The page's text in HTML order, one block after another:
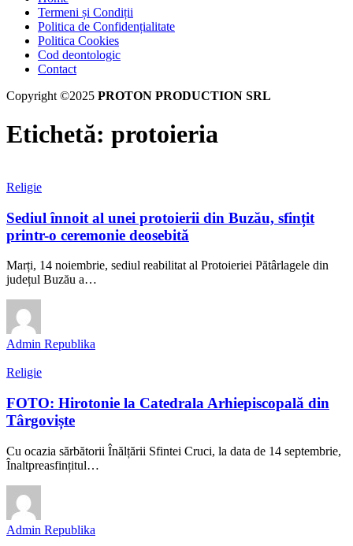
Termeni și Condiții
Politica de Confidențialitate
Politica Cookies
Cod deontologic
Contact
Copyright ©2025 PROTON PRODUCTION SRL
Etichetă: protoieria
Religie
Sediul înnoit al unei protoierii din Buzău, sfințit
printr-o ceremonie deosebită
Marți, 14 noiembrie, sediul reabilitat al Protoieriei Pătârlagele din
județul Buzău a…
Admin Republika
Religie
FOTO: Hirotonie la Catedrala Arhiepiscopală din
Târgoviște
Cu ocazia sărbătorii Înălțării Sfintei Cruci, la data de 14 septembrie,
Înaltpreasfințitul…
Admin Republika